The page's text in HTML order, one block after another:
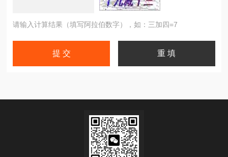
请输入计算结果（填写阿拉伯数字），如：三加四=7